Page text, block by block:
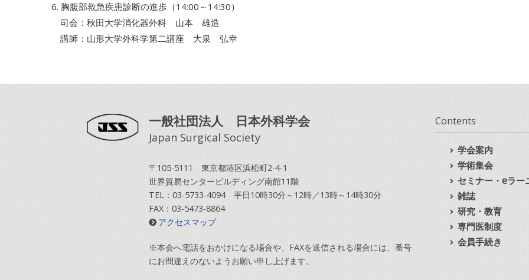
6. 胸腹部救急疾患診断の進歩（14:00～14:30）
司会：秋田大学消化器外科 山本 雄造
講師：山形大学外科学第二講座 大泉 弘幸
一般社団法人 日本外科学会
Japan Surgical Society
〒105-5111 東京都港区浜松町2-4-1
世界貿易センタービルディング南館11階
TEL：03-5733-4094 平日10時30分～12時／13時～14時30分
FAX：03-5473-8864
アクセスマップ
※本会へ電話をおかけになる場合や、FAXを送信される場合には、番号
にお間違えのないようお願い申し上げます。
Contents
学会案内
学術集会
セミナー・eラー
雑誌
研究・教育
専門医制度
会員手続き